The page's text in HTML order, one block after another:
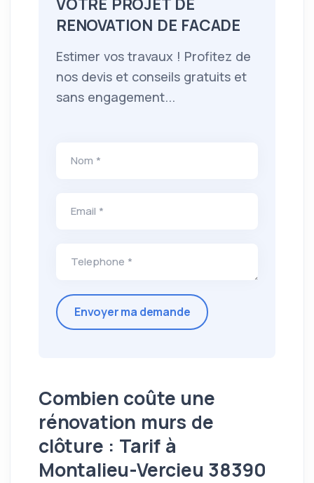
VOTRE PROJET DE
RENOVATION DE FACADE
Estimer vos travaux ! Profitez de
nos devis et conseils gratuits et
sans engagement...
Nom *
Email *
Telephone *
Combien coûte une
rénovation murs de
clôture : Tarif à
Montalieu-Vercieu 38390